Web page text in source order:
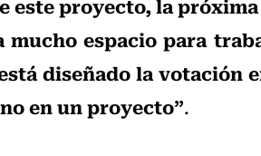
mucho espacio para
diseñado la votación
en un proyecto”.